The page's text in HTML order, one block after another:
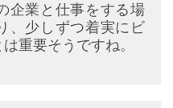
企業と仕事をする場
、少しずつ着実にビ
重要そうですね。